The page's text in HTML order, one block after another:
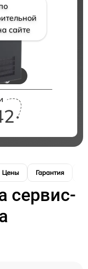
сайте
Цены Гарантия
сервис-